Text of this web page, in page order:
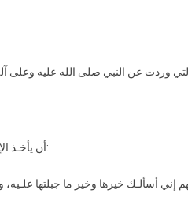
أن يأخـذ الإنسان بناصيتها -أي: ناصيةِ المرأة- ويقول: